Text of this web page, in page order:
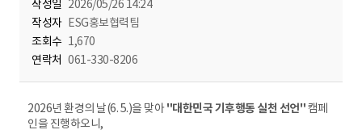
작성일 2026/05/26 14:24
작성자 ESG홍보협력팀
조회수 1,670
연락처 061-330-8206
2026년 환경의 날(6. 5.)을 맞아 "대한민국 기후행동 실천 선언"캠페
인을 진행하오니,